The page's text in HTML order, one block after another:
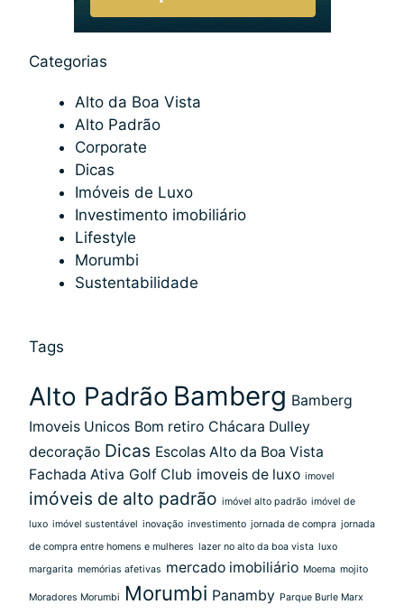
Categorias
Alto da Boa Vista
Alto Padrão
Corporate
Dicas
Imóveis de Luxo
Investimento imobiliário
Lifestyle
Morumbi
Sustentabilidade
Tags
Alto Padrão Bamberg Bamberg
Imoveis Unicos Bom retiro Chácara Dulley
decoração Dicas Escolas Alto da Boa Vista
Fachada Ativa Golf Club imoveis de luxo imovel
imóveis de alto padrão imóvel alto padrão imóvel de
luxo imóvel sustentável inovação investimento jornada de compra jornada
de compra entre homens e mulheres lazer no alto da boa vista luxo
margarita memórias afetivas mercado imobiliário Moema mojito
Moradores Morumbi Morumbi Panamby Parque Burle Marx